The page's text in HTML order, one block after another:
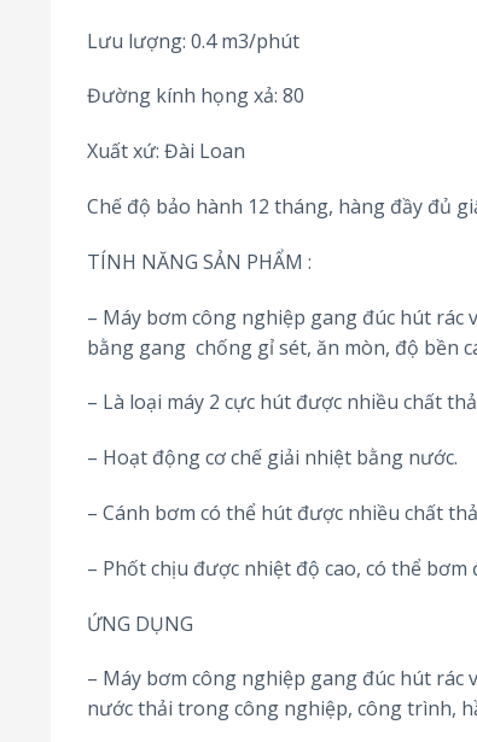
Lưu lượng: 0.4 m3/phút
Đường kính họng xả: 80
Xuất xứ: Đài Loan
Chế độ bảo hành 12 tháng, hàng đầy đủ
TÍNH NĂNG SẢN PHẨM :
– Máy bơm công nghiệp gang đúc hút rác
bằng gang chống gỉ sét, ăn mòn, độ bền
– Là loại máy 2 cực hút được nhiều chất
– Hoạt động cơ chế giải nhiệt bằng nước.
– Cánh bơm có thể hút được nhiều chất
– Phốt chịu được nhiệt độ cao, có thể bơm
ỨNG DỤNG
– Máy bơm công nghiệp gang đúc hút rác
nước thải trong công nghiệp, công trình,